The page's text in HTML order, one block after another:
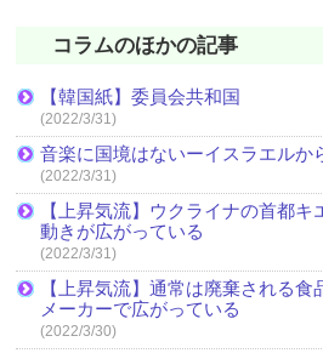
コラムのほかの記事
【韓国紙】委員会共和国
(2022/3/31)
音楽に国境はないーイスラエルか
(2022/3/31)
【上昇気流】ウクライナの首都
動きが広がっている
(2022/3/31)
【上昇気流】通常は廃棄される
メーカーで広がっている
(2022/3/30)